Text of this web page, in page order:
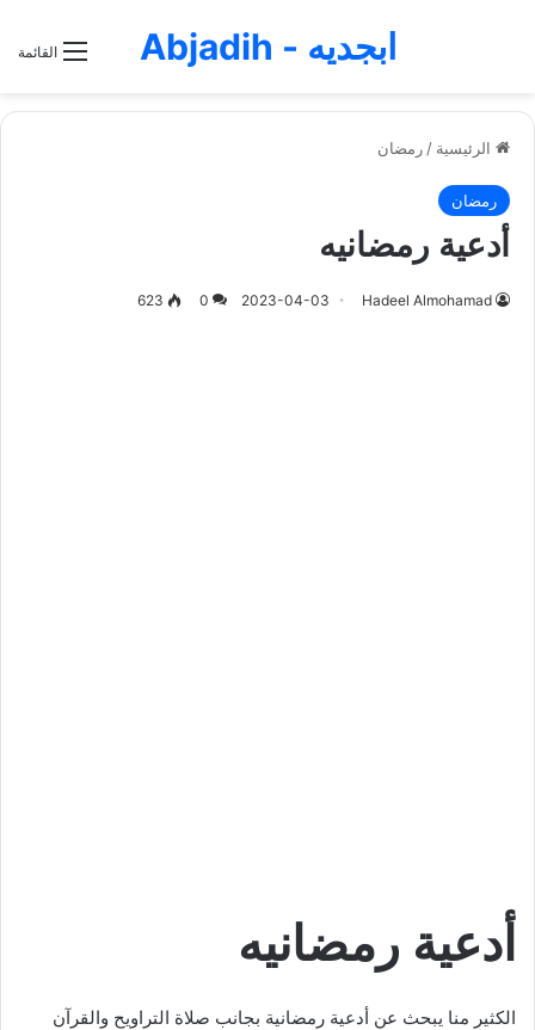
القائمة ابجديه - Abjadih
الرئيسية / رمضان
رمضان
أدعية رمضانيه
Hadeel Almohamad
2023-04-03
0
623
أدعية رمضانيه
الكثير منا يبحث عن أدعية رمضانية بجانب صلاة التراويح والقرآن